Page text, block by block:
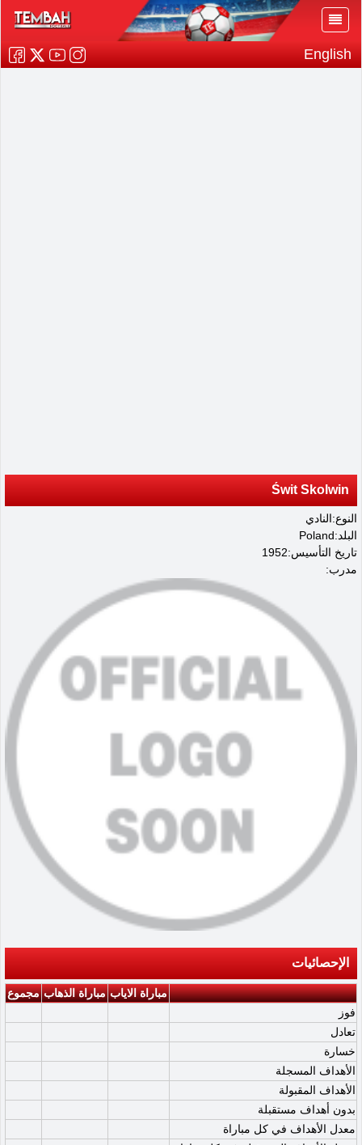
English
Świt Skolwin
النوع:النادي
البلد:Poland
تاريخ التأسيس:1952
مدرب:
الإحصائيات
مباراة الاياب مباراة الذهاب مجموع
فوز
تعادل
خسارة
الأهداف المسجلة
الأهداف المقبولة
بدون أهداف مستقبلة
معدل الأهداف في كل مباراة